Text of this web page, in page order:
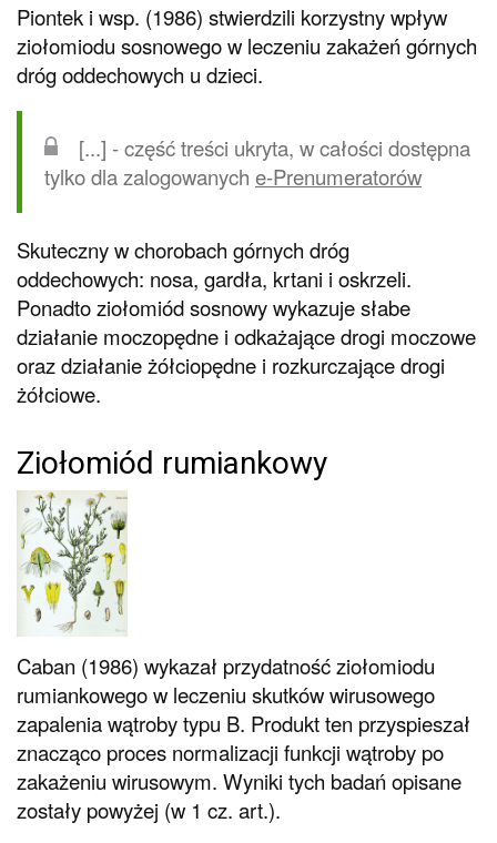
Piontek i wsp. (1986) stwierdzili korzystny wpływ
ziołomiodu sosnowego w leczeniu zakażeń górnych
dróg oddechowych u dzieci.
[...] - część treści ukryta, w całości dostępna
tylko dla zalogowanych e-Prenumeratorów
Skuteczny w chorobach górnych dróg
oddechowych: nosa, gardła, krtani i oskrzeli.
Ponadto ziołomiód sosnowy wykazuje słabe
działanie moczopędne i odkażające drogi moczowe
oraz działanie żółciopędne i rozkurczające drogi
żółciowe.
Ziołomiód rumiankowy
Caban (1986) wykazał przydatność ziołomiodu
rumiankowego w leczeniu skutków wirusowego
zapalenia wątroby typu B. Produkt ten przyspieszał
znacząco proces normalizacji funkcji wątroby po
zakażeniu wirusowym. Wyniki tych badań opisane
zostały powyżej (w 1 cz. art.).